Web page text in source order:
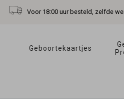
Voor 18:00 uur besteld, zelfde
Geboortekaartjes